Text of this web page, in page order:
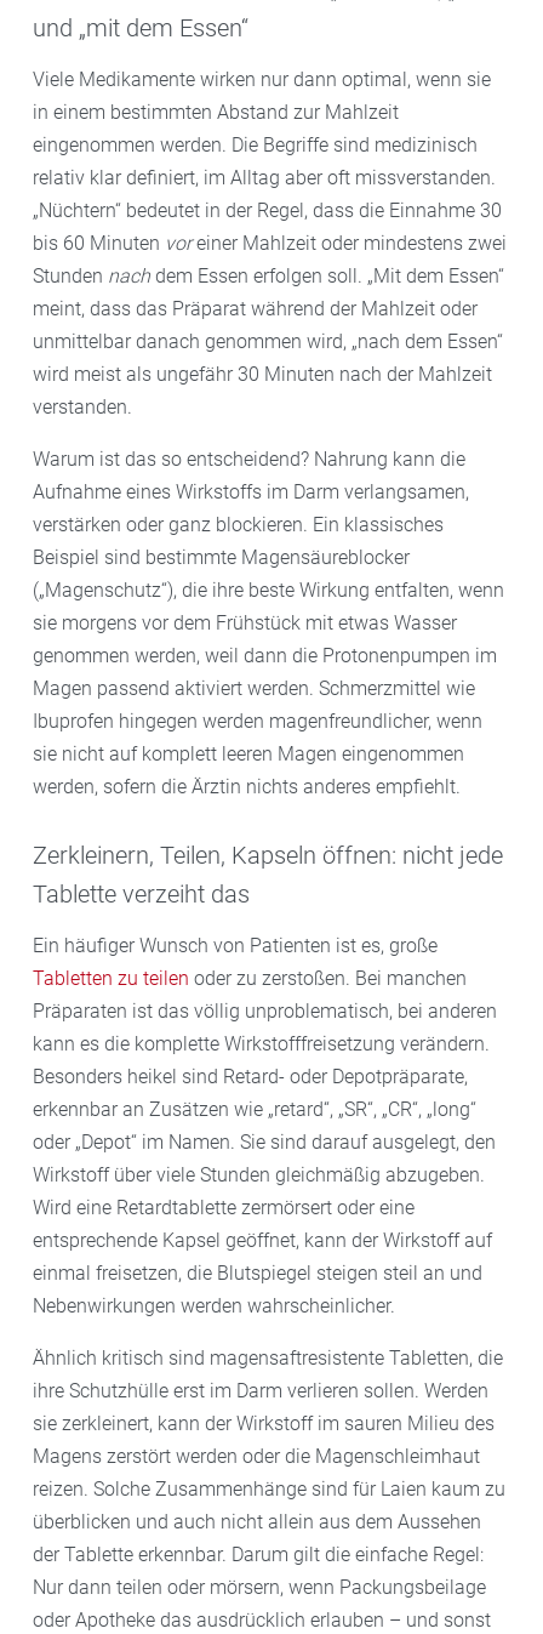
und „mit dem Essen“
Viele Medikamente wirken nur dann optimal, wenn sie
in einem bestimmten Abstand zur Mahlzeit
eingenommen werden. Die Begriffe sind medizinisch
relativ klar definiert, im Alltag aber oft missverstanden.
„Nüchtern“ bedeutet in der Regel, dass die Einnahme 30
bis 60 Minuten voreiner Mahlzeit oder mindestens zwei
Stunden nach dem Essen erfolgen soll. „Mit dem Essen“
meint, dass das Präparat während der Mahlzeit oder
unmittelbar danach genommen wird, „nach dem Essen“
wird meist als ungefähr 30 Minuten nach der Mahlzeit
verstanden.
Warum ist das so entscheidend? Nahrung kann die
Aufnahme eines Wirkstoffs im Darm verlangsamen,
verstärken oder ganz blockieren. Ein klassisches
Beispiel sind bestimmte Magensäureblocker
(„Magenschutz“), die ihre beste Wirkung entfalten, wenn
sie morgens vor dem Frühstück mit etwas Wasser
genommen werden, weil dann die Protonenpumpen im
Magen passend aktiviert werden. Schmerzmittel wie
Ibuprofen hingegen werden magenfreundlicher, wenn
sie nicht auf komplett leeren Magen eingenommen
werden, sofern die Ärztin nichts anderes empfiehlt.
Zerkleinern, Teilen, Kapseln öffnen: nicht jede
Tablette verzeiht das
Ein häufiger Wunsch von Patienten ist es, große
Tabletten zu teilen oder zu zerstoßen. Bei manchen
Präparaten ist das völlig unproblematisch, bei anderen
kann es die komplette Wirkstofffreisetzung verändern.
Besonders heikel sind Retard- oder Depotpräparate,
erkennbar an Zusätzen wie „retard“, „SR“, „CR“, „long“
oder „Depot“ im Namen. Sie sind darauf ausgelegt, den
Wirkstoff über viele Stunden gleichmäßig abzugeben.
Wird eine Retardtablette zermörsert oder eine
entsprechende Kapsel geöffnet, kann der Wirkstoff auf
einmal freisetzen, die Blutspiegel steigen steil an und
Nebenwirkungen werden wahrscheinlicher.
Ähnlich kritisch sind magensaftresistente Tabletten, die
ihre Schutzhülle erst im Darm verlieren sollen. Werden
sie zerkleinert, kann der Wirkstoff im sauren Milieu des
Magens zerstört werden oder die Magenschleimhaut
reizen. Solche Zusammenhänge sind für Laien kaum zu
überblicken und auch nicht allein aus dem Aussehen
der Tablette erkennbar. Darum gilt die einfache Regel:
Nur dann teilen oder mörsern, wenn Packungsbeilage
oder Apotheke das ausdrücklich erlauben – und sonst